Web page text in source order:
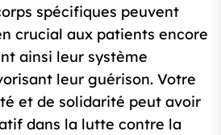
spécifiques peuvent
crucial aux patients encore
ainsi leur système
leur guérison. Votre
et de solidarité peut avoir
dans la lutte contre la